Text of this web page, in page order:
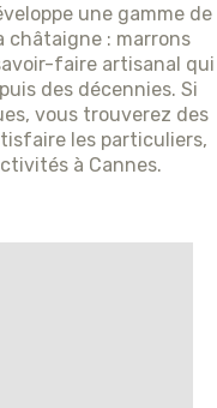
une gamme de
châtaigne : marrons
faire artisanal qui
des décennies. Si
vous trouverez des
les particuliers,
à Cannes.